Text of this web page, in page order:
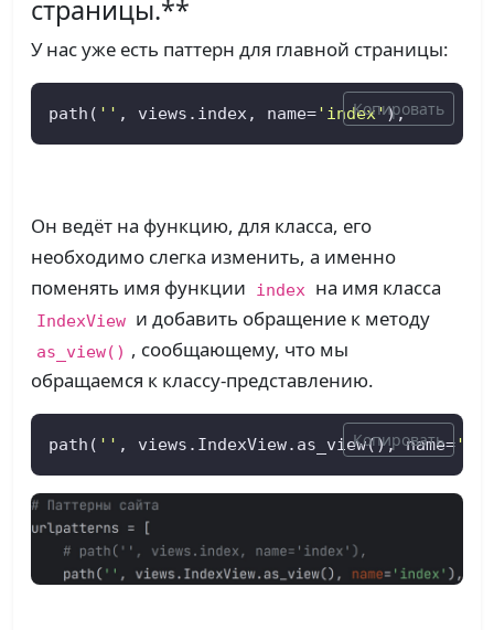
страницы.**
У нас уже есть паттерн для главной страницы:
path( '' , views.index, name='index'),
Копировать
Он ведёт на функцию, для класса, его
необходимо слегка изменить, а именно
поменять имя функции
index на имя класса
IndexView и добавить обращение к методу
as_view() , сообщающему, что мы
обращаемся к классу-представлению.
path( '' , views.IndexView.as_view(), name=
Копировать